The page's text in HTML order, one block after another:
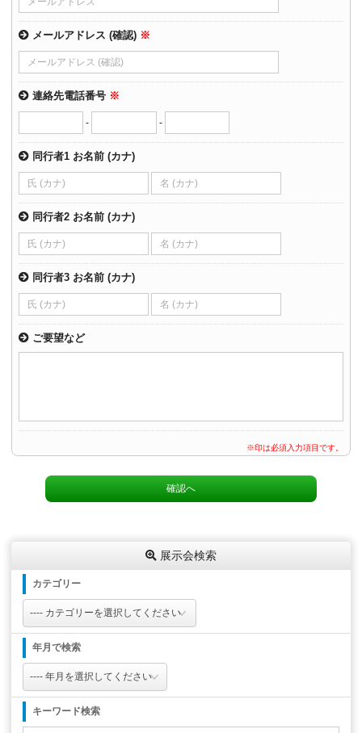
メールアドレス (確認) ※
連絡先電話番号 ※
- -
同行者1 お名前 (カナ)
同行者2 お名前 (カナ)
同行者3 お名前 (カナ)
ご要望など
※印は必須入力項目です。
展示会検索
カテゴリー
年月で検索
キーワード検索